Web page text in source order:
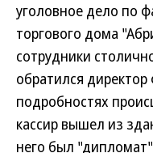
уголовное дело по
торгового дома
сотрудники
обратился
подробностях
кассир вышел из
него был